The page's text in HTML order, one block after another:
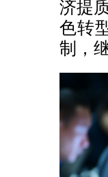
济提
色转
制，